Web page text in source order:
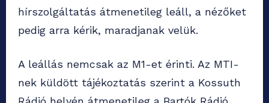
hírszolgáltatás átmenetileg leáll, a nézőket
pedig arra kérik, maradjanak velük.
A leállás nemcsak az M1-et érinti. Az MTI-
nek küldött tájékoztatás szerint a Kossuth